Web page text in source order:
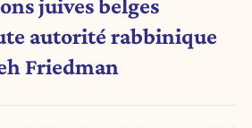
juives belges
autorité rabbinique
Friedman